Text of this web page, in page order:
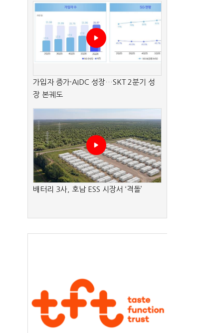
가입자 증가·AIDC 성장…SKT 2분기 성
장 본궤도
배터리 3사, 호남 ESS 시장서 ‘격돌’